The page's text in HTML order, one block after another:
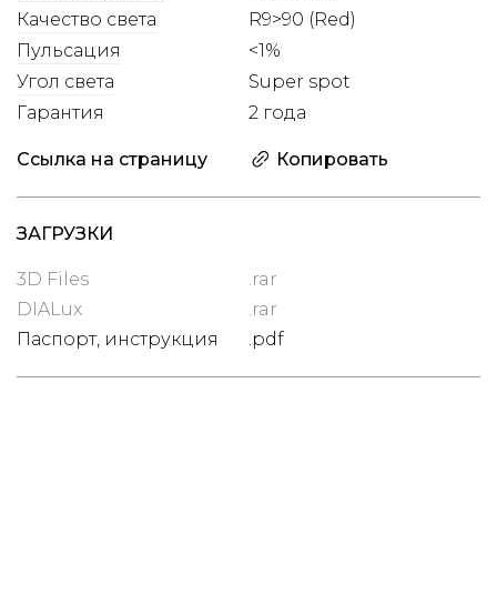
Угол света Super spot
Пульсация <1%
Качество света
R9>90 (Red)
Гарантия 2 года
Ссылка на страницу Копировать
ЗАГРУЗКИ
3D Files
.rar
DIALux
.rar
Паспорт, инструкция
.pdf